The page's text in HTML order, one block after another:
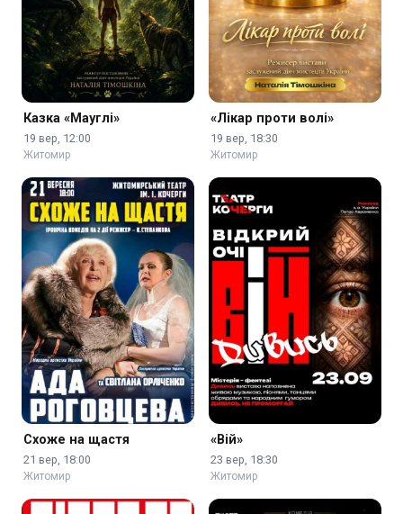
Казка «Мауглі»
19 вер, 12:00
Житомир
«Лікар проти волі»
19 вер, 18:30
Житомир
Схоже на щастя
21 вер, 18:00
Житомир
«Вій»
23 вер, 18:30
Житомир